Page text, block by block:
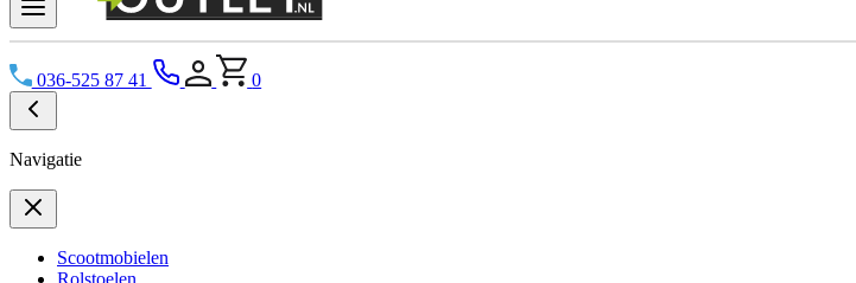
036-525 87 41 0
Navigatie
Scootmobielen
Rolstoelen